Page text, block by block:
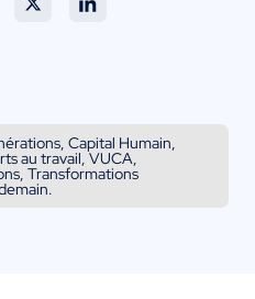
Capital Humain,
au travail, VUCA,
Transformations